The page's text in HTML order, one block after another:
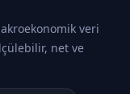
veri
net ve